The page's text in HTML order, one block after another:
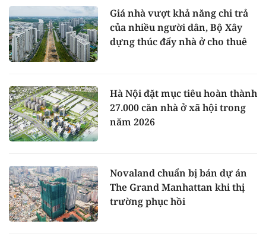
Giá nhà vượt khả năng chi trả
của nhiều người dân, Bộ Xây
dựng thúc đẩy nhà ở cho thuê
Hà Nội đặt mục tiêu hoàn thành
27.000 căn nhà ở xã hội trong
năm 2026
Novaland chuẩn bị bán dự án
The Grand Manhattan khi thị
trường phục hồi